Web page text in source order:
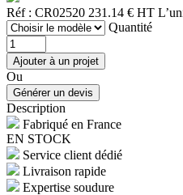
Réf : CR02520 231.14 € HT
Quantité
Ou
Description
Fabriqué en France
EN STOCK
Service client dédié
Livraison rapide
Expertise soudure